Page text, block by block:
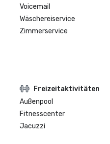
Voicemail
Wäschereiservice
Zimmerservice
Freizeitaktivitäten
Außenpool
Fitnesscenter
Jacuzzi